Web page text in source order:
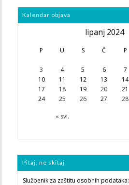
Kalendar objava
lipanj 2024
P U S Č P
« svi.
3
4 5 6 7
10
11 12 13 14
17
18 19 20 21
24
25 26 27 28
Pitaj, ne skitaj
Službenik za zaštitu osobnih podataka: